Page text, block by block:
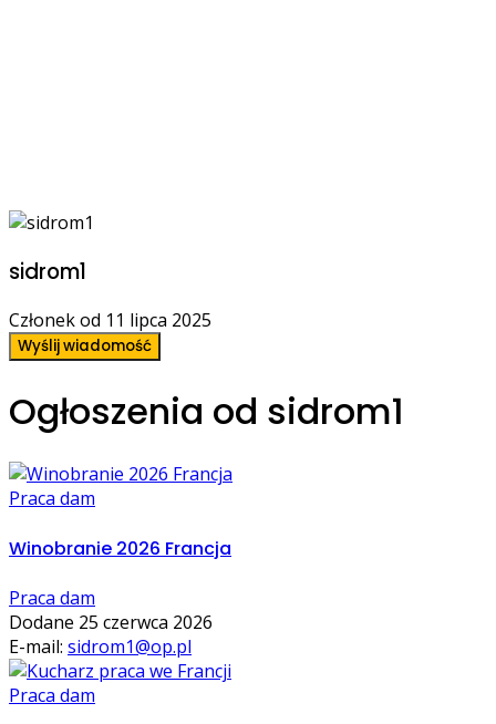
sidrom1
Członek od 11 lipca 2025
Wyślij wiadomość
Ogłoszenia od sidrom1
Praca dam
Winobranie 2026 Francja
Praca dam
Dodane 25 czerwca 2026
E-mail: sidrom1@op.pl
Praca dam